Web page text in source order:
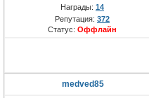
Награды: 14
Репутация: 372
Статус: Оффлайн
medved85